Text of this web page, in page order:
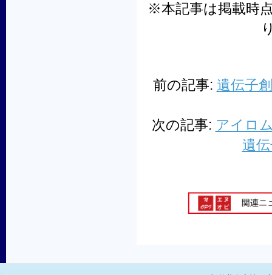
※本記事は掲載時
前の記事: 遺伝子
次の記事: アイロ
遺